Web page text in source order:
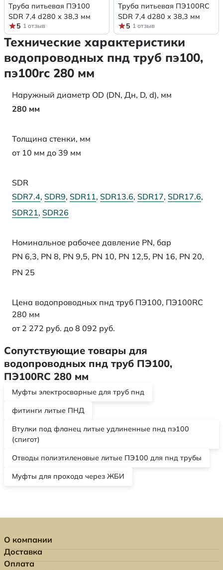
Труба питьевая ПЭ100
SDR 7,4 d280 х 38,3 мм
5 1 отзыв
Труба питьевая ПЭ100RC
SDR 7,4 d280 х 38,3 мм
5 1 отзыв
Технические характеристики
водопроводных пнд труб пэ100,
пэ100rc 280 мм
Наружный диаметр OD (DN, Дн, D, d), мм
280 мм
Толщина стенки, мм
от 10 мм до 39 мм
SDR
SDR7.4, SDR9, SDR11, SDR13.6, SDR17, SDR17.6,
SDR21, SDR26
Номинальное рабочее давление PN, бар
PN 6,3, PN 8, PN 9,5, PN 10, PN 12,5, PN 16, PN 20,
PN 25
Цена водопроводных пнд труб ПЭ100, ПЭ100RC
280 мм
от 2 272 руб. до 8 092 руб.
Сопутствующие товары для
водопроводных пнд труб ПЭ100,
ПЭ100RC 280 мм
Муфты электросварные для труб пнд
фитинги литые ПНД
Втулки под фланец литые удлиненные пнд пэ100
(спигот)
Отводы полиэтиленовые литые ПЭ100 для пнд трубы
Муфты для прохода через ЖБИ
О компании
Доставка
Оплата